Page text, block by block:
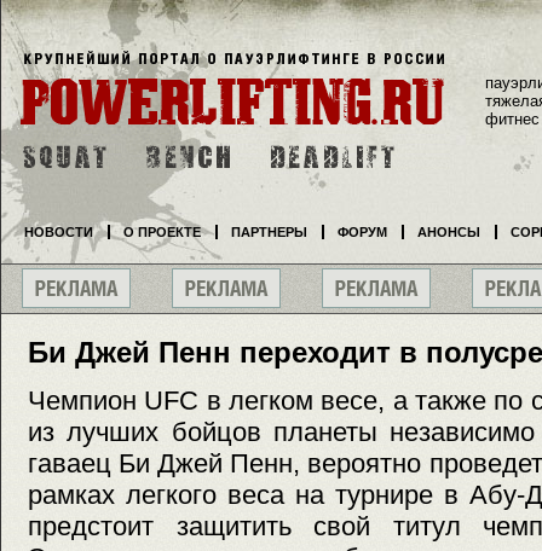
Би Джей Пенн переходит в
Чемпион UFC в легком весе, а также по
из лучших бойцов планеты независимо
гаваец Би Джей Пенн, вероятно
рамках легкого веса на турнире в
предстоит защитить свой титул
фитнес
НОВОСТИ О ПРОЕКТЕ ПАРТНЕРЫ ФОРУМ АНОНСЫ